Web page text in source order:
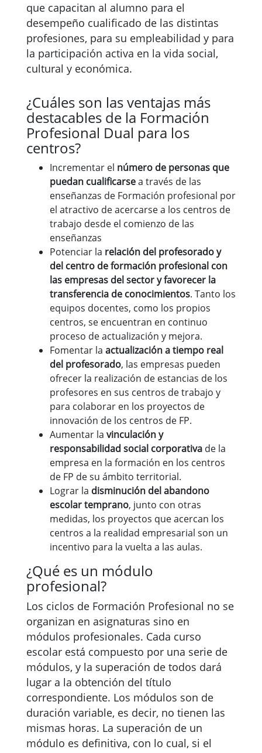
que capacitan al alumno para el
desempeño cualificado de las distintas
profesiones, para su empleabilidad y para
la participación activa en la vida social,
cultural y económica.
¿Cuáles son las ventajas más
destacables de la Formación
Profesional Dual para los
centros?
Incrementar el número de personas que
puedan cualificarsea través de las
enseñanzas de Formación profesional por
el atractivo de acercarse a los centros de
trabajo desde el comienzo de las
enseñanzas
Potenciar la relación del profesorado y
del centro de formación profesional con
las empresas del sector y favorecer la
transferencia de conocimientos. Tanto los
equipos docentes, como los propios
centros, se encuentran en continuo
proceso de actualización y mejora.
Fomentar la actualización a tiempo real
del profesorado, las empresas pueden
ofrecer la realización de estancias de los
profesores en sus centros de trabajo y
para colaborar en los proyectos de
innovación de los centros de FP.
Aumentar la vinculación y
responsabilidad social corporativa de la
empresa en la formación en los centros
de FP de su ámbito territorial.
Lograr la disminución del abandono
escolar temprano, junto con otras
medidas, los proyectos que acercan los
centros a la realidad empresarial son un
incentivo para la vuelta a las aulas.
¿Qué es un módulo
profesional?
Los ciclos de Formación Profesional no se
organizan en asignaturas sino en
módulos profesionales. Cada curso
escolar está compuesto por una serie de
módulos, y la superación de todos dará
lugar a la obtención del título
correspondiente. Los módulos son de
duración variable, es decir, no tienen las
mismas horas. La superación de un
módulo es definitiva, con lo cual, si el